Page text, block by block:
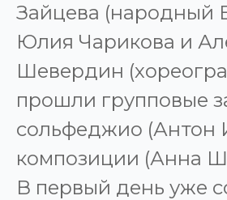
Зайцева (народный
Юлия Чарикова и
Шевердин
прошли групповые
сольфеджио (Антон
композиции (Анна
В первый день уже